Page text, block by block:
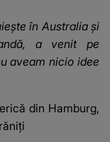
în Australia și
a venit pe
aveam nicio idee
din Hamburg,